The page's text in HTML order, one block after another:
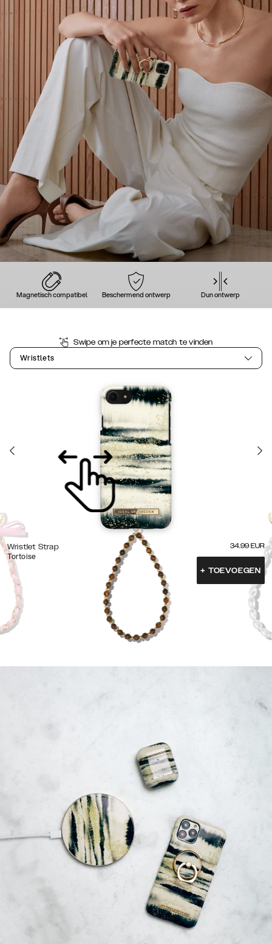
Magnetisch compatibel Beschermend ontwerp Dun ontwerp
Swipe om je perfecte match te vinden
Wristlets
Wristlet Strap
Tortoise
34.99 EUR
+ TOEVOEGEN